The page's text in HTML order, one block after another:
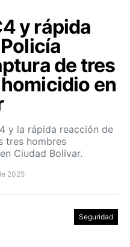
y rápida
de tres
en
y la rápida reacción de
tres hombres
Ciudad Bolívar.
2025
Seguridad